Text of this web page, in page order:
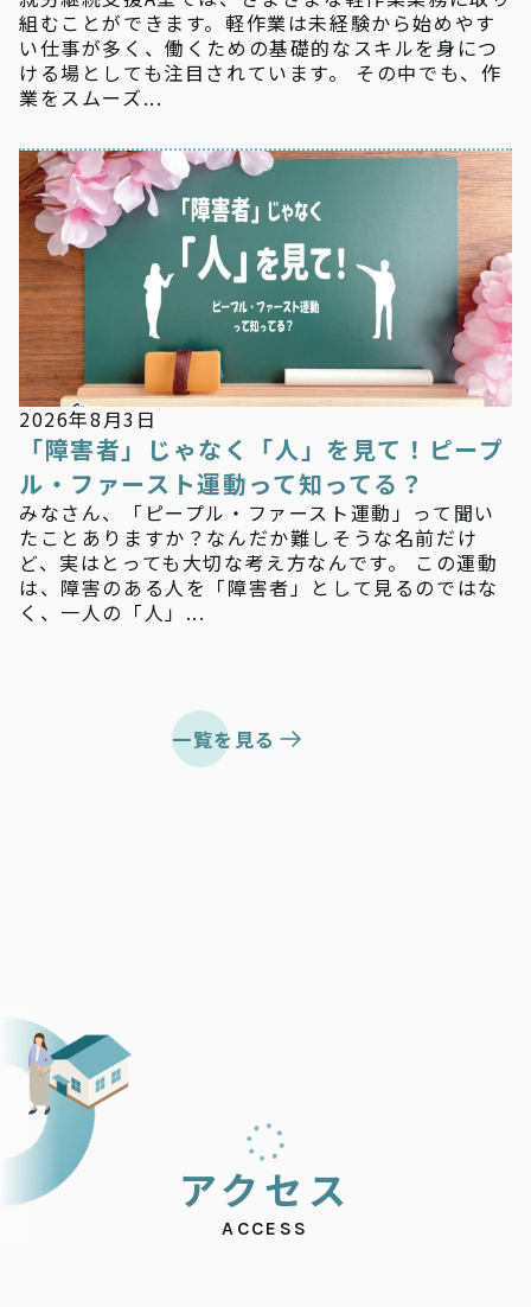
組むことができます。軽作業は未経験から始めやす
い仕事が多く、働くための基礎的なスキルを身につ
ける場としても注目されています。 その中でも、作
業をスムーズ...
新着情報
2026年8月3日
「障害者」じゃなく「人」を見て！ピープ
ル・ファースト運動って知ってる？
みなさん、「ピープル・ファースト運動」って聞い
たことありますか？なんだか難しそうな名前だけ
ど、実はとっても大切な考え方なんです。 この運動
は、障害のある人を「障害者」として見るのではな
く、一人の「人」...
一覧を見る
アクセ ス
ACCESS